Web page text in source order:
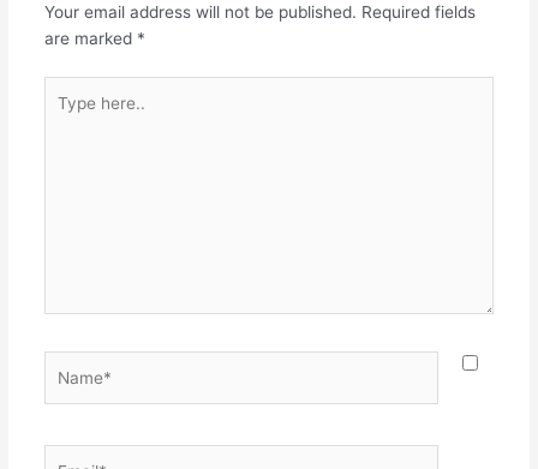
Your email address will not be published. Required fields
are marked *
here..